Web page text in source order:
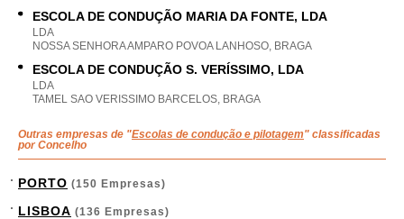
ESCOLA DE CONDUÇÃO MARIA DA FONTE, LDA
LDA
NOSSA SENHORA AMPARO POVOA LANHOSO, BRAGA
ESCOLA DE CONDUÇÃO S. VERÍSSIMO, LDA
LDA
TAMEL SAO VERISSIMO BARCELOS, BRAGA
Outras empresas de "Escolas de condução e pilotagem" classificadas
por Concelho
PORTO (150 Empresas)
LISBOA (136 Empresas)